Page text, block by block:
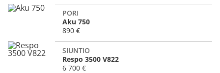
PORI
Aku 750
890 €
SIUNTIO
Respo 3500 V822
6 700 €